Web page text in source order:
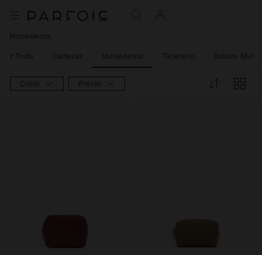
Monederos
Ver Todo Carteras Monederos Tarjetero Bolsos
Color Precio